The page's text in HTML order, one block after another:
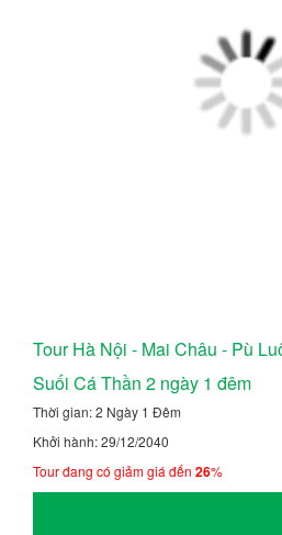
Tour Hà Nội - Mai Châu - Pù
Suối Cá Thần 2 ngày 1 đêm
Thời gian: 2 Ngày 1 Đêm
Khởi hành: 29/12/2040
Tour đang có giảm giá đến 26%